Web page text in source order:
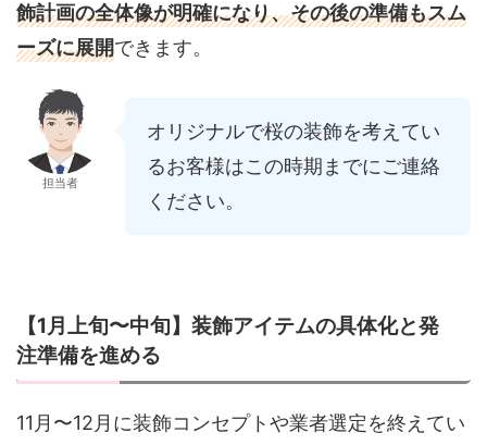
飾計画の全体像が明確になり、その後の準備もスム
ーズに展開できます。
担当者
オリジナルで桜の装飾を考えてい
るお客様はこの時期までにご連絡
ください。
【1月上旬〜中旬】装飾アイテムの具体化と発
注準備を進める
11月〜12月に装飾コンセプトや業者選定を終えてい